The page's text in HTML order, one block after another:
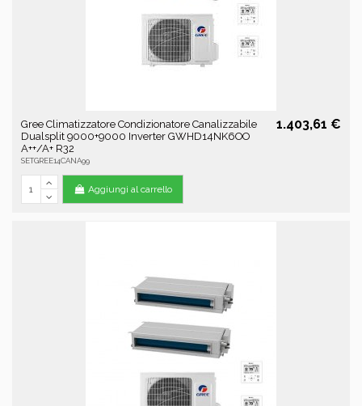
Gree Climatizzatore Condizionatore Canalizzabile
Dualsplit 9000+9000 Inverter GWHD14NK6OO
A++/A+ R32
SETGREE14CANA99
1.403,61 €
Aggiungi al carrello